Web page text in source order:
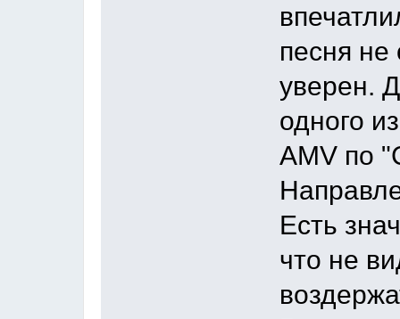
песня не
уверен.
одного
AMV по
Есть
что не